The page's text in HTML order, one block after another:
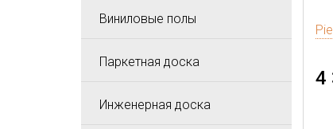
Виниловые полы
Паркетная доска
Инженерная доска
4